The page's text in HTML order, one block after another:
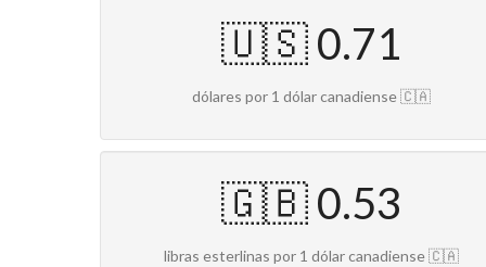
🇺🇸 0.71
dólares por 1 dólar canadiense 🇨🇦
🇬🇧 0.53
libras esterlinas por 1 dólar canadiense 🇨🇦